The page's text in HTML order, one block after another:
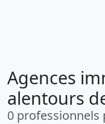
Agences
alentours
0 professionnels